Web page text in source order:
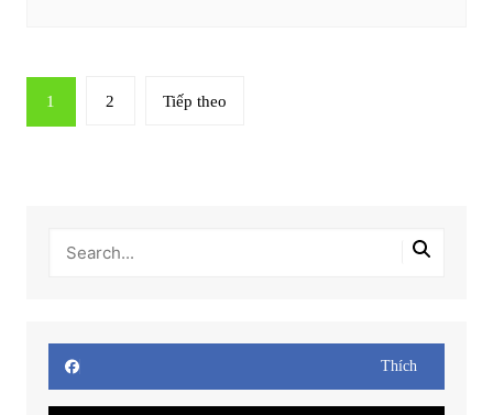
Phân
trang
1 2 Tiếp theo
Thích